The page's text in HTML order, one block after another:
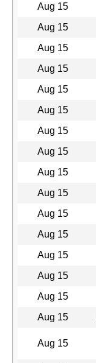
Aug 15
Aug 15
Aug 15
Aug 15
Aug 15
Aug 15
Aug 15
Aug 15
Aug 15
Aug 15
Aug 15
Aug 15
Aug 15
Aug 15
Aug 15
Aug 15
Aug 15